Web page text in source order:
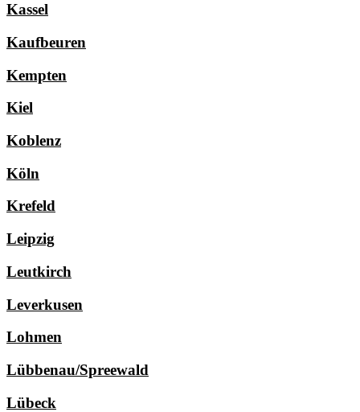
Kassel
Kaufbeuren
Kempten
Kiel
Koblenz
Köln
Krefeld
Leipzig
Leutkirch
Leverkusen
Lohmen
Lübbenau/Spreewald
Lübeck